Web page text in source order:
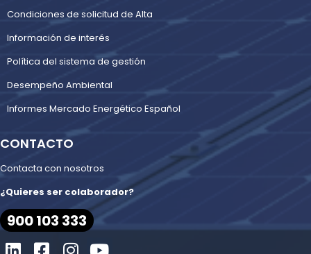
Condiciones de solicitud de Alta
Información de interés
Política del sistema de gestión
Desempeño Ambiental
Informes Mercado Energético Español
CONTACTO
Contacta con nosotros
¿Quieres ser colaborador?
900 103 333